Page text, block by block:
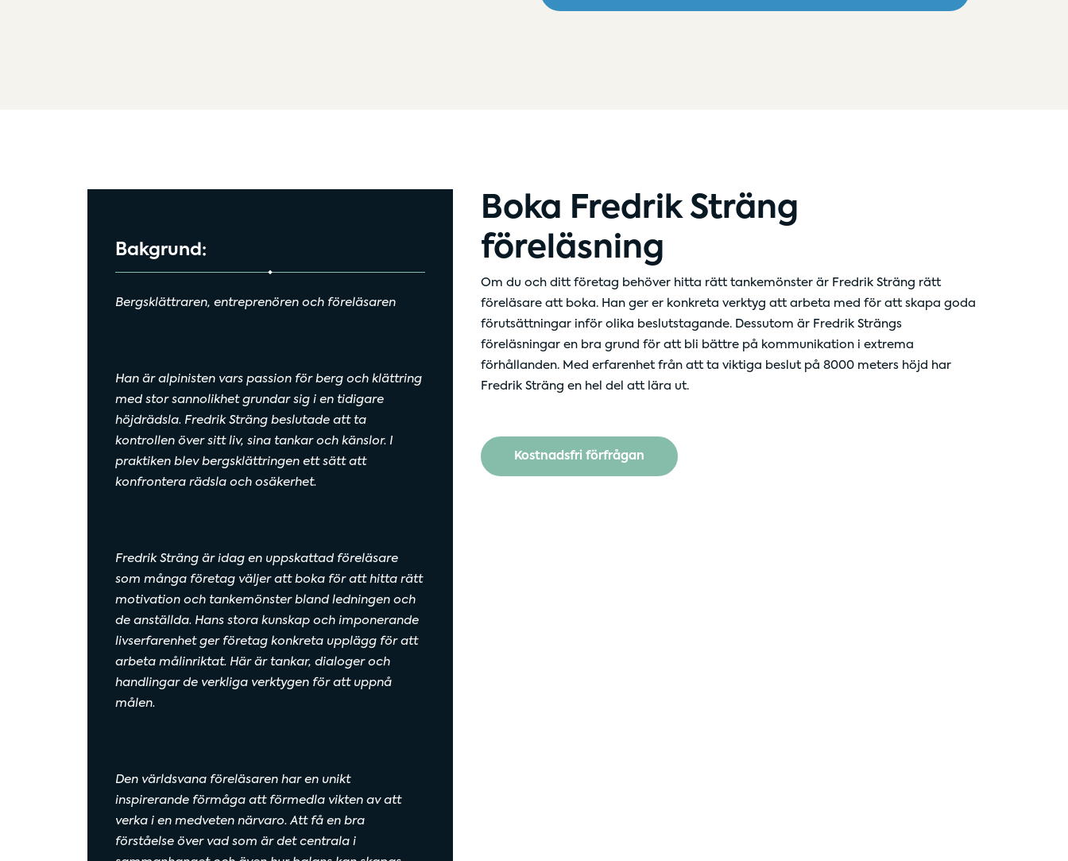
Bakgrund:
Bergsklättraren, entreprenören och föreläsaren
Han är alpinisten vars passion för berg och klättring
med stor sannolikhet grundar sig i en tidigare
höjdrädsla. Fredrik Sträng beslutade att ta
kontrollen över sitt liv, sina tankar och känslor. I
praktiken blev bergsklättringen ett sätt att
konfrontera rädsla och osäkerhet.
Fredrik Sträng är idag en uppskattad föreläsare
som många företag väljer att boka för att hitta rätt
motivation och tankemönster bland ledningen och
de anställda. Hans stora kunskap och imponerande
livserfarenhet ger företag konkreta upplägg för att
arbeta målinriktat. Här är tankar, dialoger och
handlingar de verkliga verktygen för att uppnå
målen.
Den världsvana föreläsaren har en unikt
inspirerande förmåga att förmedla vikten av att
verka i en medveten närvaro. Att få en bra
förståelse över vad som är det centrala i
Boka Fredrik Sträng
föreläsning
Om du och ditt företag behöver hitta rätt tankemönster är Fredrik Sträng rätt
föreläsare att boka. Han ger er konkreta verktyg att arbeta med för att skapa goda
förutsättningar inför olika beslutstagande. Dessutom är Fredrik Strängs
föreläsningar en bra grund för att bli bättre på kommunikation i extrema
förhållanden. Med erfarenhet från att ta viktiga beslut på 8000 meters höjd har
Fredrik Sträng en hel del att lära ut.
Kostnadsfri förfrågan